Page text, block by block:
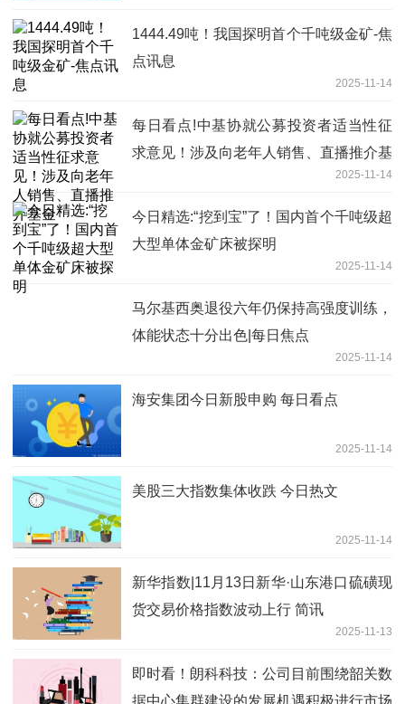
1444.49吨！我国探明首个千吨级金矿-焦
点讯息
2025-11-14
每日看点!中基协就公募投资者适当性征
求意见！涉及向老年人销售、直播推介基
2025-11-14
今日精选:“挖到宝”了！国内首个千吨级超
大型单体金矿床被探明
2025-11-14
马尔基西奥退役六年仍保持高强度训练，
体能状态十分出色|每日焦点
2025-11-14
海安集团今日新股申购 每日看点
2025-11-14
美股三大指数集体收跌 今日热文
2025-11-14
新华指数|11月13日新华·山东港口硫磺现
货交易价格指数波动上行 简讯
2025-11-13
即时看！朗科科技：公司目前围绕韶关数